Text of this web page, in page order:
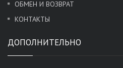
ОБМЕН И ВОЗВРАТ
КОНТАКТЫ
ДОПОЛНИТЕЛЬНО